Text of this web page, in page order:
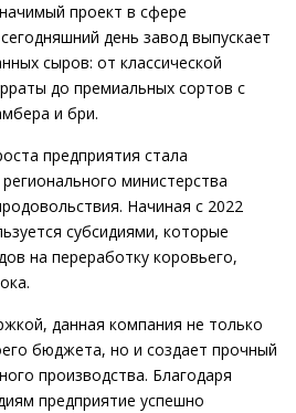
проект в сфере
день завод выпускает
сыров: от классической
до премиальных сортов с
и бри.
предприятия стала
министерства
Начиная с 2022
субсидиями, которые
на переработку коровьего,
данная компания не только
бюджета, но и создает прочный
производства. Благодаря
предприятие успешно